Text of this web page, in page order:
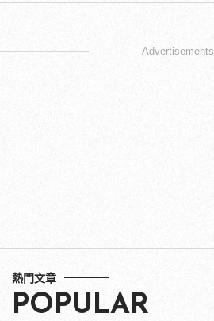
Advertisements
熱門文章
POPULAR